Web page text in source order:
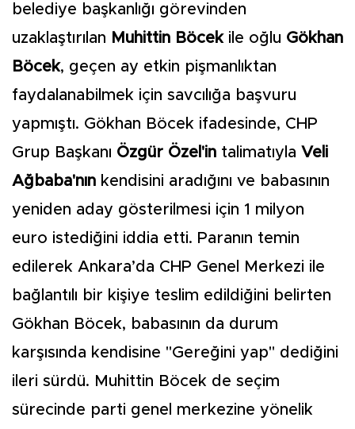
belediye başkanlığı görevinden
uzaklaştırılan Muhittin Böcekile oğlu Gökhan
Böcek, geçen ay etkin pişmanlıktan
faydalanabilmek için savcılığa başvuru
yapmıştı. Gökhan Böcek ifadesinde, CHP
Grup Başkanı Özgür Özel'in talimatıyla Veli
Ağbaba'nın kendisini aradığını ve babasının
yeniden aday gösterilmesi için 1 milyon
euro istediğini iddia etti. Paranın temin
edilerek Ankara’da CHP Genel Merkezi ile
bağlantılı bir kişiye teslim edildiğini belirten
Gökhan Böcek, babasının da durum
karşısında kendisine "Gereğini yap" dediğini
ileri sürdü. Muhittin Böcek de seçim
sürecinde parti genel merkezine yönelik